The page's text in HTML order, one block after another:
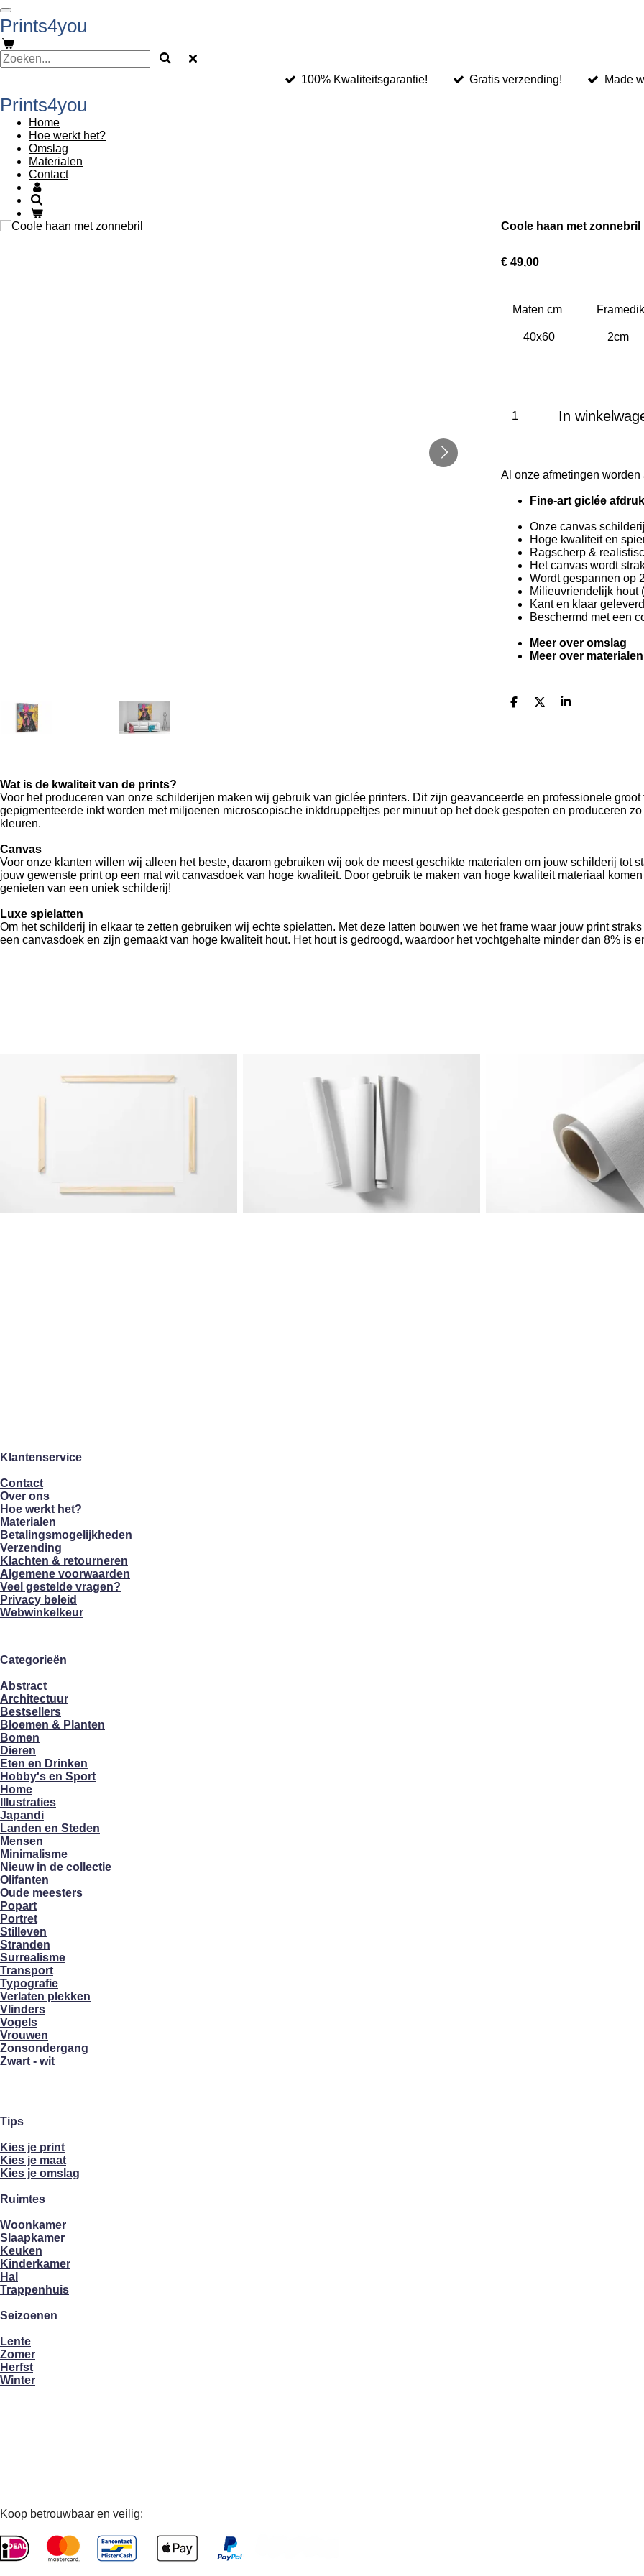
Ga
direct
naar
de
hoofdinhoud
Prints4you
100% Kwaliteitsgarantie! Gratis verzending! Made
Prints4you
Home
Hoe werkt het?
Omslag
Materialen
Contact
Coole haan met zonnebril
€ 49,00
Maten cm
In
Al onze afmetingen
Fine-art giclée
Onze canvas
Hoge kwaliteit en
Ragscherp &
Het canvas wordt
Wordt gespannen op
Milieuvriendelijk hout
Kant en klaar
Beschermd met een
Meer over omslag
Meer over materialen
D
D
S
Wat is de kwaliteit van de prints?
Voor het produceren van onze schilderijen maken wij gebruik van giclée printers. Dit zijn geavanceerde en professionele
gepigmenteerde inkt worden met miljoenen microscopische inktdruppeltjes per minuut op het doek gespoten en produceren
kleuren.
Canvas
Voor onze klanten willen wij alleen het beste, daarom gebruiken wij ook de meest geschikte materialen om jouw schilderij tot
jouw gewenste print op een mat wit canvasdoek van hoge kwaliteit. Door gebruik te maken van hoge kwaliteit materiaal
genieten van een uniek schilderij!
Luxe spielatten
Om het schilderij in elkaar te zetten gebruiken wij echte spielatten. Met deze latten bouwen we het frame waar jouw print
een canvasdoek en zijn gemaakt van hoge kwaliteit hout. Het hout is gedroogd, waardoor het vochtgehalte minder dan 8% is
Klantenservice
Contact
Over ons
Hoe werkt het?
Materialen
Betalingsmogelijkheden
Verzending
Klachten & retourneren
Algemene voorwaarden
Veel gestelde vragen?
Privacy beleid
Webwinkelkeur
Categorieën
Abstract
Architectuur
Bestsellers
Bloemen & Planten
Bomen
Dieren
Eten en Drinken
Hobby's en Sport
Home
Illustraties
Japandi
Landen en Steden
Mensen
Minimalisme
Nieuw in de collectie
Olifanten
Oude meesters
Popart
Portret
Stilleven
Stranden
Surrealisme
Transport
Typografie
Verlaten plekken
Vlinders
Vogels
Vrouwen
Zonsondergang
Zwart - wit
Tips
Kies je print
Kies je maat
Kies je omslag
Ruimtes
Woonkamer
Slaapkamer
Keuken
Kinderkamer
Hal
Trappenhuis
Seizoenen
Lente
Zomer
Herfst
Winter
Koop betrouwbaar en veilig: